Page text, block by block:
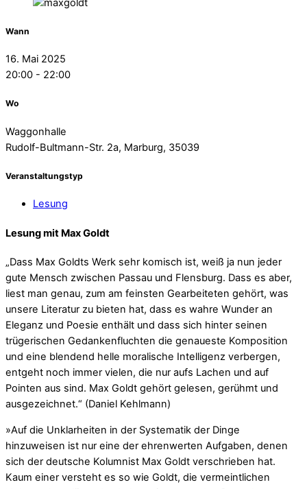
Wann
16. Mai 2025
20:00 - 22:00
Wo
Waggonhalle
Rudolf-Bultmann-Str. 2a, Marburg, 35039
Veranstaltungstyp
Lesung
Lesung mit Max Goldt
„Dass Max Goldts Werk sehr komisch ist, weiß ja nun jeder
gute Mensch zwischen Passau und Flensburg. Dass es aber,
liest man genau, zum am feinsten Gearbeiteten gehört, was
unsere Literatur zu bieten hat, dass es wahre Wunder an
Eleganz und Poesie enthält und dass sich hinter seinen
trügerischen Gedankenfluchten die genaueste Komposition
und eine blendend helle moralische Intelligenz verbergen,
entgeht noch immer vielen, die nur aufs Lachen und auf
Pointen aus sind. Max Goldt gehört gelesen, gerühmt und
ausgezeichnet.“ (Daniel Kehlmann)
»Auf die Unklarheiten in der Systematik der Dinge
hinzuweisen ist nur eine der ehrenwerten Aufgaben, denen
sich der deutsche Kolumnist Max Goldt verschrieben hat.
Kaum einer versteht es so wie Goldt, die vermeintlichen